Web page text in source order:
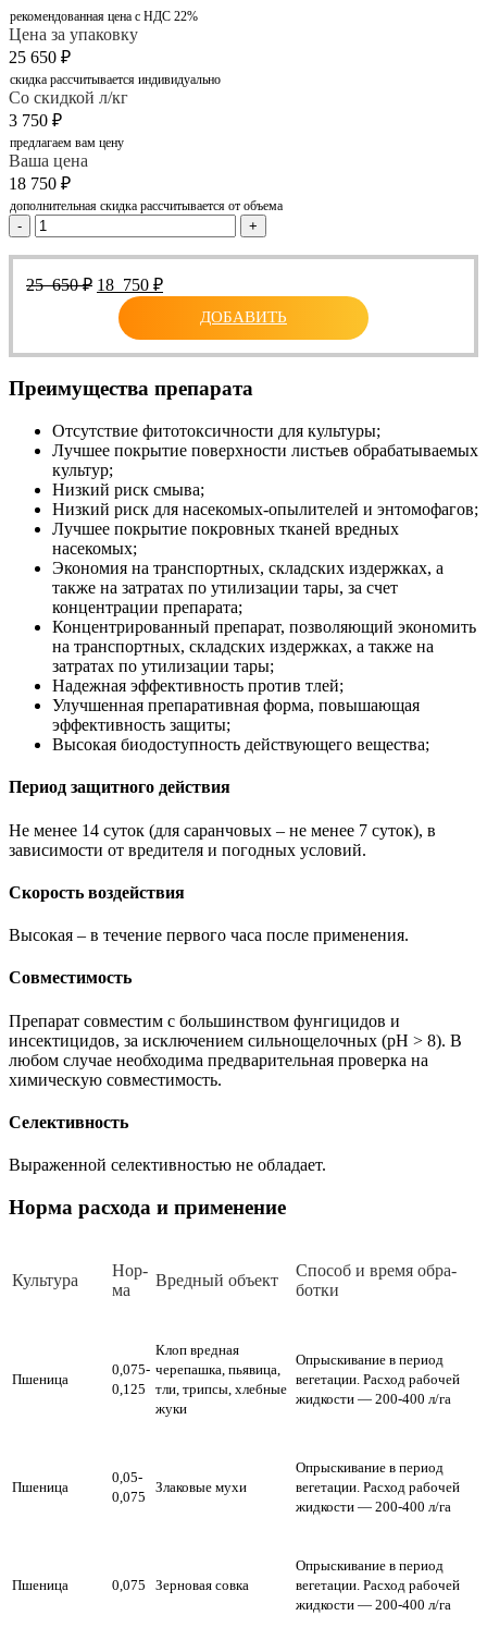
рекомендованная цена с НДС 22%
Цена за упаковку
25 650 ₽
скидка рассчитывается индивидуально
Со скидкой л/кг
3 750 ₽
предлагаем вам цену
Ваша цена
18 750 ₽
дополнительная скидка рассчитывается от объема
- +
25 650₽ Первоначальная
цена
составляла
650 ₽.
18 750 ₽Текущая
цена:
750 ₽.
ДОБАВИТЬ
Преимущества препарата
Отсутствие фитотоксичности для культуры;
Лучшее покрытие поверхности листьев обрабатываемых
культур;
Низкий риск смыва;
Низкий риск для насекомых-опылителей и энтомофагов;
Лучшее покрытие покровных тканей вредных
насекомых;
Экономия на транспортных, складских издержках, а
также на затратах по утилизации тары, за счет
концентрации препарата;
Концентрированный препарат, позволяющий экономить
на транспортных, складских издержках, а также на
затратах по утилизации тары;
Надежная эффективность против тлей;
Улучшенная препаративная форма, повышающая
эффективность защиты;
Высокая биодоступность действующего вещества;
Период защитного действия
Не менее 14 суток (для саранчовых – не менее 7 суток), в
зависимости от вредителя и погодных условий.
Скорость воздействия
Высокая – в течение первого часа после применения.
Совместимость
Препарат совместим с большинством фунгицидов и
инсектицидов, за исключением сильнощелочных (рН > 8). В
любом случае необходима предварительная проверка на
химическую совместимость.
Селективность
Выраженной селективностью не обладает.
Норма расхода и применение
Куль­ту­ра
Нор­
ма
Вред­ный объ­ект
Спо­соб и вре­мя об­ра­
бот­ки
Пшеница
0,075-
0,125
Клоп вредная
черепашка, пьявица,
тли, трипсы, хлебные
жуки
Опрыскивание в период
вегетации. Расход рабочей
жидкости — 200-400 л/га
Пшеница
0,05-
0,075
Злаковые мухи
Опрыскивание в период
вегетации. Расход рабочей
жидкости — 200-400 л/га
Пшеница 0,075 Зерновая совка
Опрыскивание в период
вегетации. Расход рабочей
жидкости — 200-400 л/га